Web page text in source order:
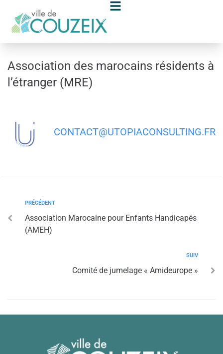
Association des marocains résidents à
l’étranger (MRE)
CONTACT@UTOPIACONSULTING.FR
PRÉCÉDENT
Association Marocaine pour Enfants Handicapés
(AMEH)
SUIV
Comité de jumelage « Amideurope »